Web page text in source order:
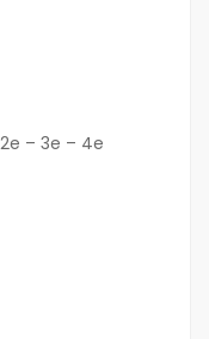
– 3e – 4e